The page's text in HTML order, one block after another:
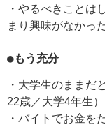
・やるべきことは
まり興味がなかっ
●もう充分
・大学生のままだ
22歳／大学4年生）
・バイトでお金を